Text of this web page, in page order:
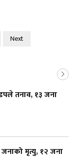
Next
तनाव, १३ जना
जनाको मृत्यु, १२ जना